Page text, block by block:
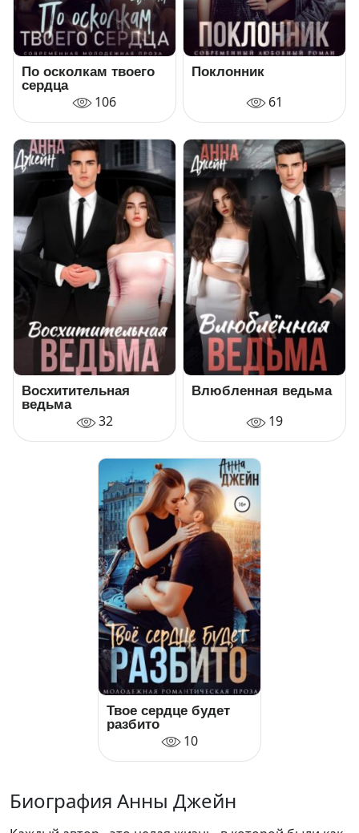
По осколкам твоего
сердца
106
Поклонник
61
Восхитительная
ведьма
32
Влюбленная ведьма
19
Твое сердце будет
разбито
10
Биография Анны Джейн